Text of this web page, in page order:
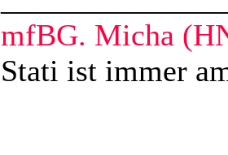
mfBG. Micha
Stati ist immer